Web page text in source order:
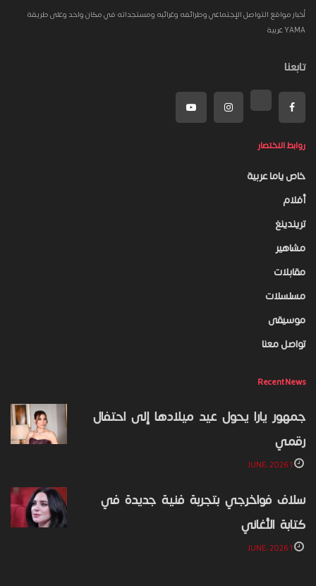
أخبار مواقع التواصل الإجتماعي وطرائفه وغرائبه ومستجداته في مكان واحد وعلى طريقة
YAMA عربية
تابعنا
روابط الاختصار
خاص ياما عربية
أفلام
تريندينغ
مشاهير
مقابلات
مسلسلات
موسيقى
تواصل معنا
Recent News
جمهور يارا يحول عيد ميلادها إلى احتفال
رقمي
سلاف فواخرجي بتجربة فنية جديدة في
كتابة الأغاني